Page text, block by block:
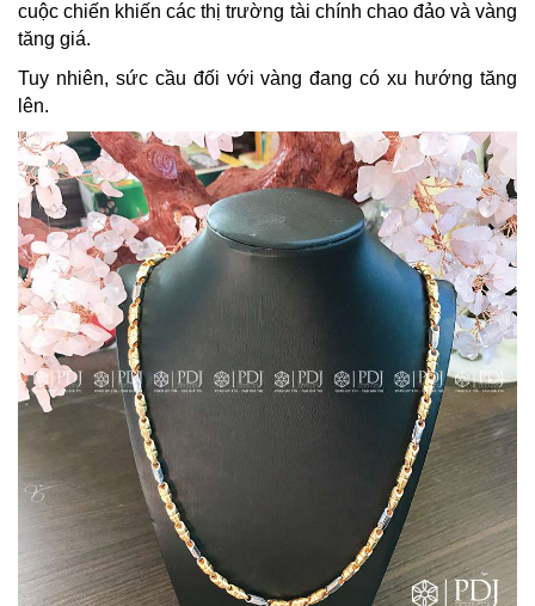
cuộc chiến khiến các thị trường tài chính chao đảo và vàng
tăng giá.
Tuy nhiên, sức cầu đối với vàng đang có xu hướng tăng
lên.